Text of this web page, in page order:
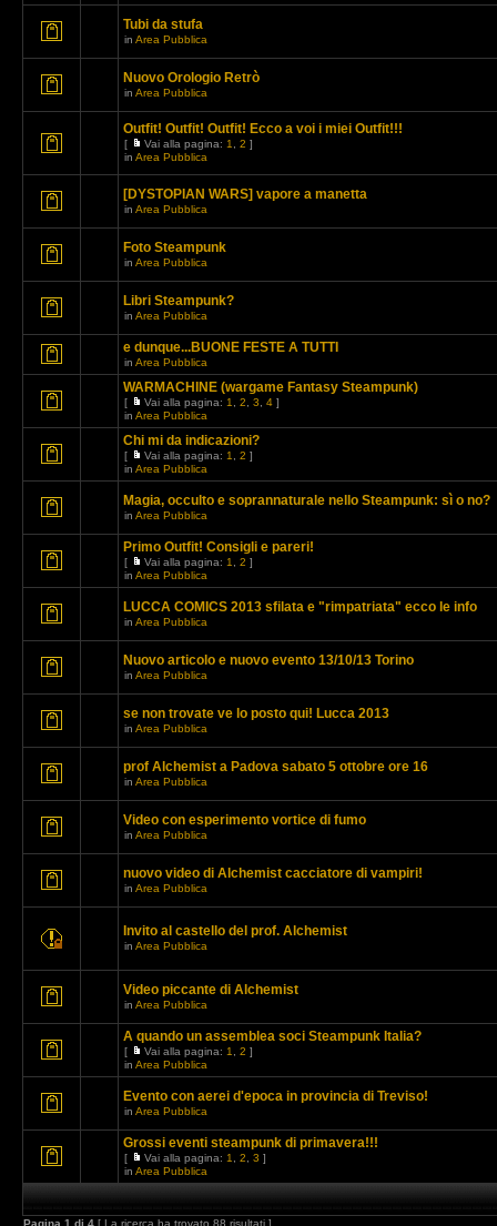
Tubi da stufa
in Area Pubblica
Nuovo Orologio Retrò
in Area Pubblica
Outfit! Outfit! Outfit! Ecco a voi i miei Outfit!!!
[ Vai alla pagina: 1 2 ]
in Area Pubblica
[DYSTOPIAN WARS] vapore a manetta
in Area Pubblica
Foto Steampunk
in Area Pubblica
Libri Steampunk?
in Area Pubblica
e dunque...BUONE FESTE A TUTTI
in Area Pubblica
WARMACHINE (wargame Fantasy Steampunk)
[ Vai alla pagina: 1 2 3 4 ]
in Area Pubblica
Chi mi da indicazioni?
[ Vai alla pagina: 1 2 ]
in Area Pubblica
Magia, occulto e soprannaturale nello Steampunk: sì o no?
in Area Pubblica
Primo Outfit! Consigli e pareri!
[ Vai alla pagina: 1 2 ]
in Area Pubblica
LUCCA COMICS 2013 sfilata e "rimpatriata" ecco le info
in Area Pubblica
Nuovo articolo e nuovo evento 13/10/13 Torino
in Area Pubblica
se non trovate ve lo posto qui! Lucca 2013
in Area Pubblica
prof Alchemist a Padova sabato 5 ottobre ore 16
in Area Pubblica
Video con esperimento vortice di fumo
in Area Pubblica
nuovo video di Alchemist cacciatore di vampiri!
in Area Pubblica
Invito al castello del prof. Alchemist
in Area Pubblica
Video piccante di Alchemist
in Area Pubblica
A quando un assemblea soci Steampunk Italia?
[ Vai alla pagina: 1 2 ]
in Area Pubblica
Evento con aerei d'epoca in provincia di Treviso!
in Area Pubblica
Grossi eventi steampunk di primavera!!!
[ Vai alla pagina: 1 2 3 ]
in Area Pubblica
Pagina 1 di 4 [ La ricerca ha trovato 88 risultati ]